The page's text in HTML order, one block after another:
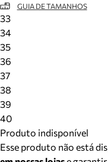
Acompanhe seus
GUIA DE TAMANHOS
33
34
35
36
37
38
39
40
Produto indisponível
Esse produto não está